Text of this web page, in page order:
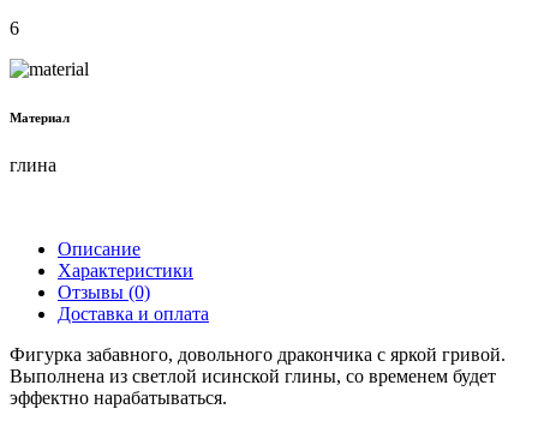
6
Материал
глина
Описание
Характеристики
Отзывы (0)
Доставка и оплата
Фигурка забавного, довольного дракончика с яркой гривой.
Выполнена из светлой исинской глины, со временем будет
эффектно нарабатываться.